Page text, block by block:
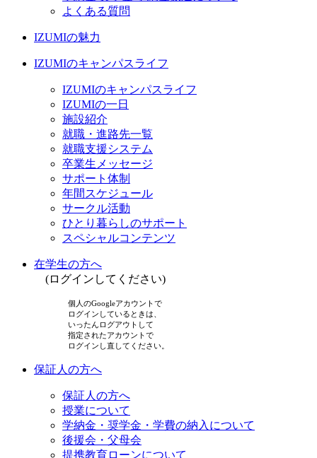
よくある質問
IZUMIの魅力
IZUMIのキャンパスライフ
IZUMIのキャンパスライフ
IZUMIの一日
施設紹介
就職・進路先一覧
就職支援システム
卒業生メッセージ
サポート体制
年間スケジュール
サークル活動
ひとり暮らしのサポート
スペシャルコンテンツ
在学生の方へ
(ログインしてください)
個人のGoogleアカウントで
ログインしているときは、
いったんログアウトして
指定されたアカウントで
ログインし直してください。
保証人の方へ
保証人の方へ
授業について
学納金・奨学金・学費の納入について
後援会・父母会
提携教育ローンについて